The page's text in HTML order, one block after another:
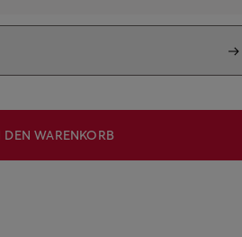
DEN WARENKORB